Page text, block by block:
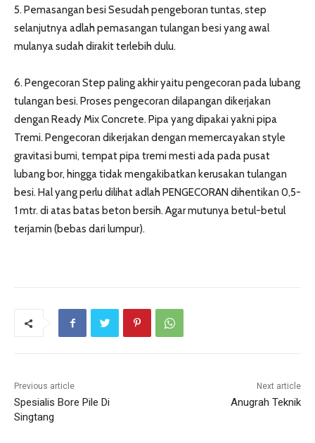
5. Pemasangan besi Sesudah pengeboran tuntas, step
selanjutnya adlah pemasangan tulangan besi yang awal
mulanya sudah dirakit terlebih dulu.
6. Pengecoran Step paling akhir yaitu pengecoran pada lubang
tulangan besi. Proses pengecoran dilapangan dikerjakan
dengan Ready Mix Concrete. Pipa yang dipakai yakni pipa
Tremi. Pengecoran dikerjakan dengan memercayakan style
gravitasi bumi, tempat pipa tremi mesti ada pada pusat
lubang bor, hingga tidak mengakibatkan kerusakan tulangan
besi. Hal yang perlu dilihat adlah PENGECORAN dihentikan 0,5-
1 mtr. di atas batas beton bersih. Agar mutunya betul-betul
terjamin (bebas dari lumpur).
Previous article
Spesialis Bore Pile Di
Singtang
Next article
Anugrah Teknik